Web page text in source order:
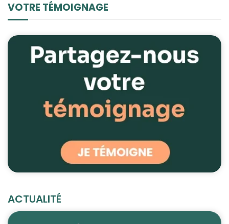
VOTRE TÉMOIGNAGE
ACTUALITÉ